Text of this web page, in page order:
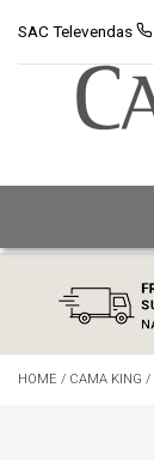
SAC Televendas
HOME / CAMA KING /